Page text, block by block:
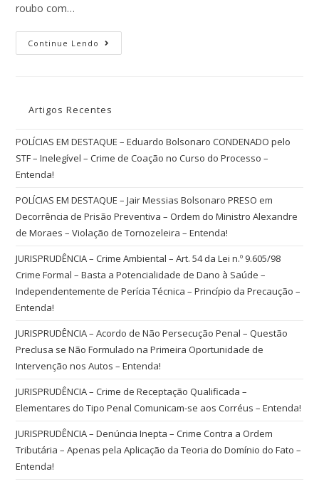
roubo com…
Continue Lendo
Artigos Recentes
POLÍCIAS EM DESTAQUE – Eduardo Bolsonaro CONDENADO pelo
STF – Inelegível – Crime de Coação no Curso do Processo –
Entenda!
POLÍCIAS EM DESTAQUE – Jair Messias Bolsonaro PRESO em
Decorrência de Prisão Preventiva – Ordem do Ministro Alexandre
de Moraes – Violação de Tornozeleira – Entenda!
JURISPRUDÊNCIA – Crime Ambiental – Art. 54 da Lei n.º 9.605/98
Crime Formal – Basta a Potencialidade de Dano à Saúde –
Independentemente de Perícia Técnica – Princípio da Precaução –
Entenda!
JURISPRUDÊNCIA – Acordo de Não Persecução Penal – Questão
Preclusa se Não Formulado na Primeira Oportunidade de
Intervenção nos Autos – Entenda!
JURISPRUDÊNCIA – Crime de Receptação Qualificada –
Elementares do Tipo Penal Comunicam-se aos Corréus – Entenda!
JURISPRUDÊNCIA – Denúncia Inepta – Crime Contra a Ordem
Tributária – Apenas pela Aplicação da Teoria do Domínio do Fato –
Entenda!